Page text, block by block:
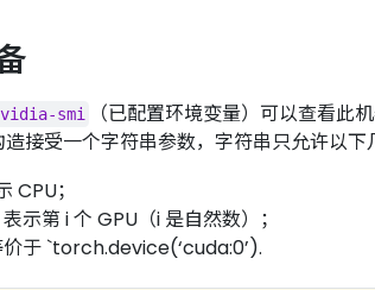
smi （已配置环境变量）可以查看此
接受一个字符串参数，字符串只允许以下
CPU；
表示第 i 个 GPU（i 是自然数）；
价于 `torch.device(‘cuda:0’).